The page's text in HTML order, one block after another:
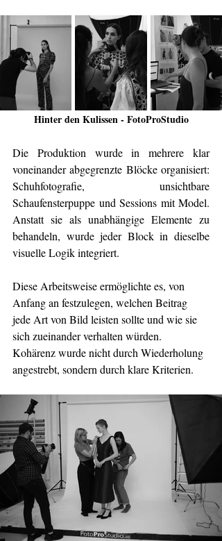
Hinter den Kulissen - FotoProStudio
Die Produktion wurde in mehrere klar
voneinander abgegrenzte Blöcke organisiert:
Schuhfotografie, unsichtbare
Schaufensterpuppe und Sessions mit Model.
Anstatt sie als unabhängige Elemente zu
behandeln, wurde jeder Block in dieselbe
visuelle Logik integriert.
Diese Arbeitsweise ermöglichte es, von
Anfang an festzulegen, welchen Beitrag
jede Art von Bild leisten sollte und wie sie
sich zueinander verhalten würden.
Kohärenz wurde nicht durch Wiederholung
angestrebt, sondern durch klare Kriterien.